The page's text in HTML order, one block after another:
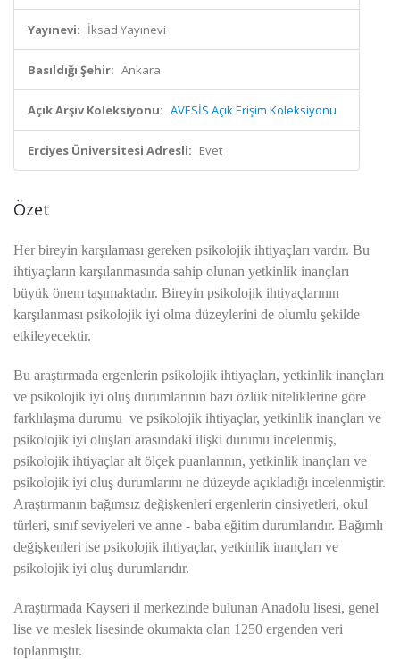
Yayınevi: İksad Yayınevi
Basıldığı Şehir: Ankara
Açık Arşiv Koleksiyonu: AVESİS Açık Erişim Koleksiyonu
Erciyes Üniversitesi Adresli: Evet
Özet
Her bireyin karşılaması gereken psikolojik ihtiyaçları vardır. Bu
ihtiyaçların karşılanmasında sahip olunan yetkinlik inançları
büyük önem taşımaktadır. Bireyin psikolojik ihtiyaçlarının
karşılanması psikolojik iyi olma düzeylerini de olumlu şekilde
etkileyecektir.
Bu araştırmada ergenlerin psikolojik ihtiyaçları, yetkinlik inançları
ve psikolojik iyi oluş durumlarının bazı özlük niteliklerine göre
farklılaşma durumu ve psikolojik ihtiyaçlar, yetkinlik inançları ve
psikolojik iyi oluşları arasındaki ilişki durumu incelenmiş,
psikolojik ihtiyaçlar alt ölçek puanlarının, yetkinlik inançları ve
psikolojik iyi oluş durumlarını ne düzeyde açıkladığı incelenmiştir.
Araştırmanın bağımsız değişkenleri ergenlerin cinsiyetleri, okul
türleri, sınıf seviyeleri ve anne - baba eğitim durumlarıdır. Bağımlı
değişkenleri ise psikolojik ihtiyaçlar, yetkinlik inançları ve
psikolojik iyi oluş durumlarıdır.
Araştırmada Kayseri il merkezinde bulunan Anadolu lisesi, genel
lise ve meslek lisesinde okumakta olan 1250 ergenden veri
toplanmıştır.